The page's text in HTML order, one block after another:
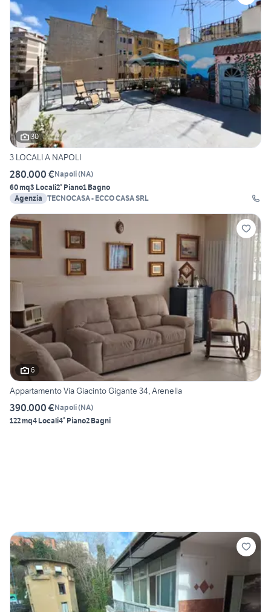
30
3 LOCALI A NAPOLI
280.000 €Napoli(NA)
60 mq3 Locali2° Piano1 Bagno
Agenzia TECNOCASA - ECCO CASA SRL
6
Appartamento Via Giacinto Gigante 34, Arenella
390.000 €Napoli(NA)
122 mq4 Locali4° Piano2 Bagni